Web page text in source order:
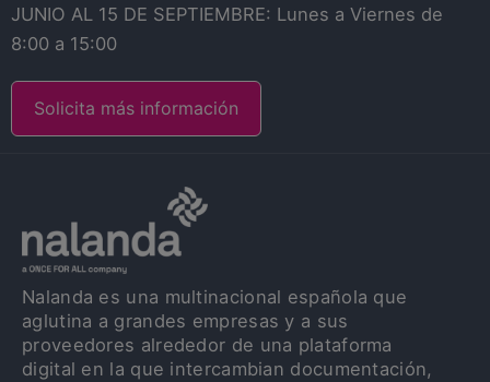
JUNIO AL 15 DE SEPTIEMBRE: Lunes a Viernes de
8:00 a 15:00
Solicita más información
Nalanda es una multinacional española que
aglutina a grandes empresas y a sus
proveedores alrededor de una plataforma
digital en la que intercambian documentación,